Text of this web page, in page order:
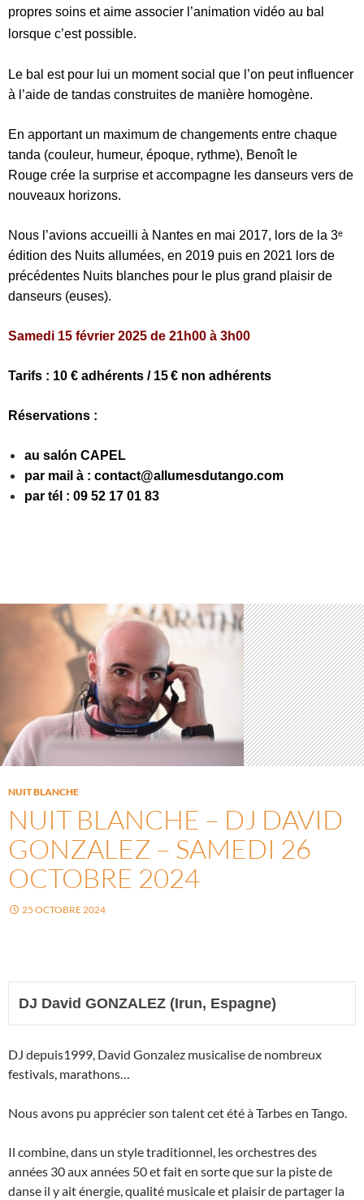
propres soins et aime associer l’animation vidéo au bal
lorsque c’est possible.
Le bal est pour lui un moment social que l’on peut influencer
à l’aide de tandas construites de manière homogène.
En apportant un maximum de changements entre chaque
tanda (couleur, humeur, époque, rythme), Benoît le
Rouge crée la surprise et accompagne les danseurs vers de
nouveaux horizons.
Nous l’avions accueilli à Nantes en mai 2017, lors de la 3ᵉ
édition des Nuits allumées, en 2019 puis en 2021 lors de
précédentes Nuits blanches pour le plus grand plaisir de
danseurs (euses).
Samedi 15 février 2025 de 21h00 à 3h00
Tarifs : 10 € adhérents / 15 € non adhérents
Réservations :
au salón CAPEL
par mail à : contact@allumesdutango.com
par tél : 09 52 17 01 83
NUIT BLANCHE
NUIT BLANCHE – DJ DAVID
GONZALEZ – SAMEDI 26
OCTOBRE 2024
25 OCTOBRE 2024
DJ David GONZALEZ (Irun, Espagne)
DJ depuis1999, David Gonzalez musicalise de nombreux
festivals, marathons…
Nous avons pu apprécier son talent cet été à Tarbes en Tango.
Il combine, dans un style traditionnel, les orchestres des
années 30 aux années 50 et fait en sorte que sur la piste de
danse il y ait énergie, qualité musicale et plaisir de partager la